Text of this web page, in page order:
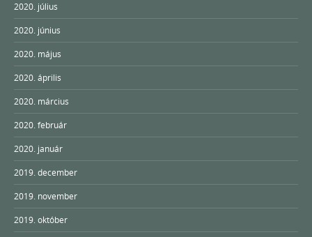
2020. július
2020. június
2020. május
2020. április
2020. március
2020. február
2020. január
2019. december
2019. november
2019. október